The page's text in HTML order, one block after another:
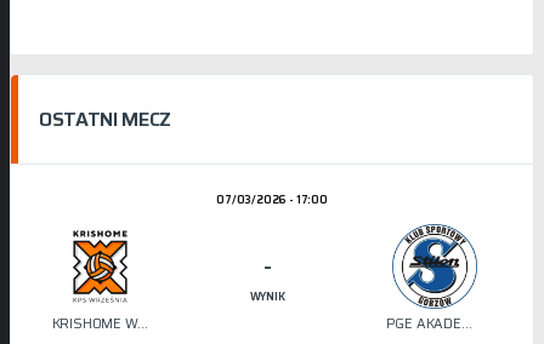
OSTATNI MECZ
07/03/2026 - 17:00
KRISHOME WRZEŚNIA PGE AKADEMIA SIATKÓWKI STILON
-
WYNIK